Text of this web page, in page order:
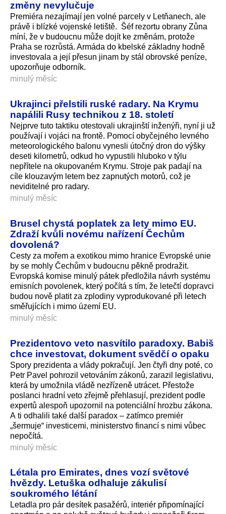
změny nevylučuje
Premiéra nezajímají jen volné parcely v Letňanech, ale
právě i blízké vojenské letiště. Šéf rezortu obrany Zůna
míní, že v budoucnu může dojít ke změnám, protože
Praha se rozrůstá. Armáda do kbelské základny hodně
investovala a její přesun jinam by stál obrovské peníze,
upozorňuje odborník.
minulý měsíc
Ukrajinci přelstili ruské radary. Na Krymu
napálili Rusy technikou z 18. století
Nejprve tuto taktiku otestovali ukrajinští inženýři, nyní ji už
používají i vojáci na frontě. Pomocí obyčejného levného
meteorologického balonu vynesli útočný dron do výšky
deseti kilometrů, odkud ho vypustili hluboko v týlu
nepřítele na okupovaném Krymu. Stroje pak padají na
cíle klouzavým letem bez zapnutých motorů, což je
neviditelné pro radary.
minulý měsíc
Brusel chystá poplatek za lety mimo EU.
Zdraží kvůli novému nařízení Čechům
dovolená?
Cesty za mořem a exotikou mimo hranice Evropské unie
by se mohly Čechům v budoucnu pěkně prodražit.
Evropská komise minulý pátek předložila návrh systému
emisních povolenek, který počítá s tím, že letečtí dopravci
budou nově platit za zplodiny vyprodukované při letech
směřujících i mimo území EU.
minulý měsíc
Prezidentovo veto nasvítilo paradoxy. Babiš
chce investovat, dokument svědčí o opaku
Spory prezidenta a vlády pokračují. Jen čtyři dny poté, co
Petr Pavel pohrozil vetováním zákonů, zarazil legislativu,
která by umožnila vládě nezřízeně utrácet. Přestože
poslanci hradní veto zřejmě přehlasují, prezident podle
expertů alespoň upozornil na potenciální hrozbu zákona.
A ti odhalili také další paradox – zatímco premiér
„šermuje“ investicemi, ministerstvo financí s nimi vůbec
nepočítá.
minulý měsíc
Létala pro Emirates, dnes vozí světové
hvězdy. Letuška odhaluje zákulisí
soukromého létání
Letadla pro pár desítek pasažérů, interiér připomínající